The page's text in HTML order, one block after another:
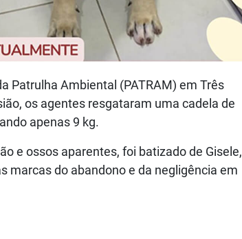
Patrulha Ambiental (PATRAM) em Três
os agentes resgataram uma cadela de
apenas 9 kg.
e ossos aparentes, foi batizado de Gisele,
marcas do abandono e da negligência em